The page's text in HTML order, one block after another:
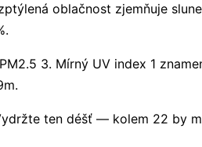
oblačnost zjemňuje
3. Mírný UV index 1
ten déšť — kolem 22 by